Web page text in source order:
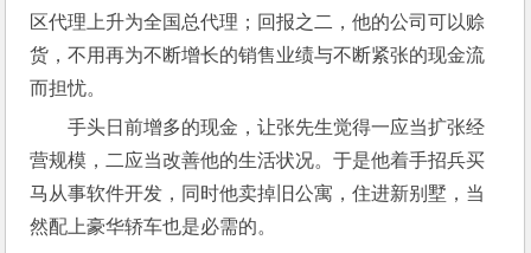
区代理上升为全国总代理；回报之二，他的公司可以赊
货，不用再为不断增长的销售业绩与不断紧张的现金流
而担忧。
手头日前增多的现金，让张先生觉得一应当扩张经
营规模，二应当改善他的生活状况。于是他着手招兵买
马从事软件开发，同时他卖掉旧公寓，住进新别墅，当
然配上豪华轿车也是必需的。